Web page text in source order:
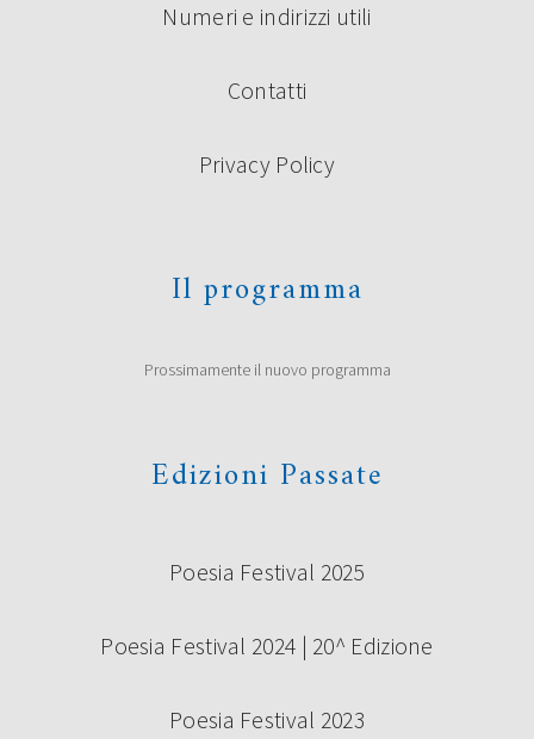
Numeri e indirizzi utili
Contatti
Privacy Policy
Il programma
Prossimamente il nuovo programma
Edizioni Passate
Poesia Festival 2025
Poesia Festival 2024 | 20^ Edizione
Poesia Festival 2023